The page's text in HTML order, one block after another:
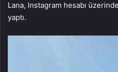
Lana, Instagram hesabı
yaptı.